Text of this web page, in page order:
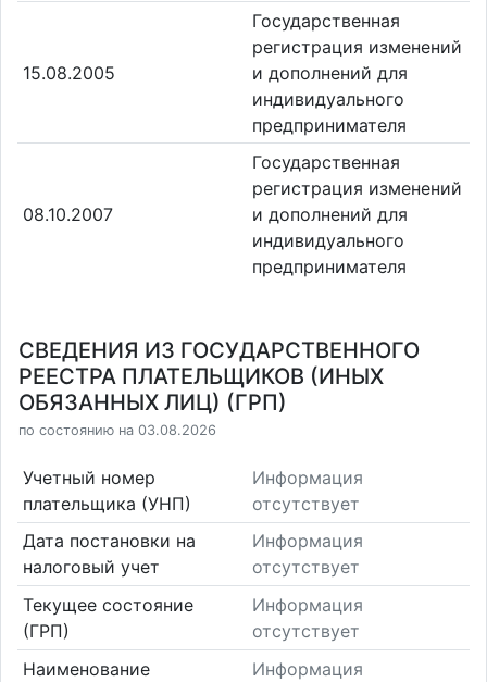
15.08.2005
Государственная
регистрация изменений
и дополнений для
индивидуального
предпринимателя
08.10.2007
Государственная
регистрация изменений
и дополнений для
индивидуального
предпринимателя
СВЕДЕНИЯ ИЗ ГОСУДАРСТВЕННОГО
РЕЕСТРА ПЛАТЕЛЬЩИКОВ (ИНЫХ
ОБЯЗАННЫХ ЛИЦ) (ГРП)
по состоянию на 03.08.2026
Учетный номер
плательщика (УНП)
Информация
отсутствует
Дата постановки на
налоговый учет
Информация
отсутствует
Текущее состояние
(ГРП)
Информация
отсутствует
Наименование
Информация